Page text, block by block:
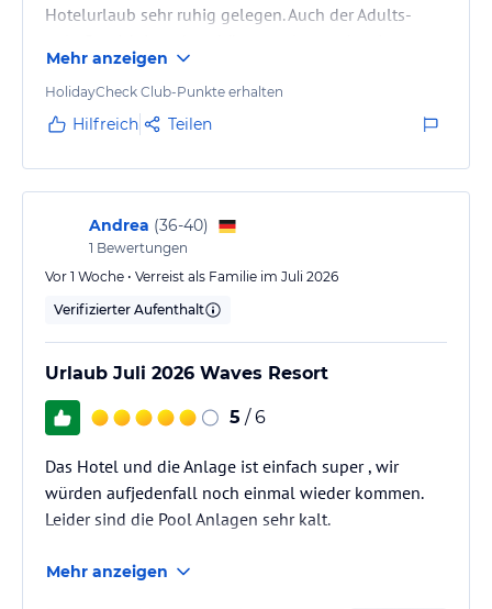
Hotelurlaub sehr ruhig gelegen. Auch der Adults-
weg, um den "Kinderlärm" so gut wie möglich zu
minimieren, was einen Adults-only-Urlaub möglich
macht. Das Essen ist geschmacklich sehr gut und die
uns immer das Mittagsangebot im sog. Amphitheater.
Dort gibt es für uns…
Mehr anzeigen
HolidayCheck Club-Punkte erhalten
Hilfreich Teilen
Andrea (36-40)
1 Bewertungen
Vor 1 Woche • Verreist als Familie im Juli 2026
Verifizierter Aufenthalt
Urlaub Juli 2026 Waves Resort
5 / 6
Das Hotel und die Anlage ist einfach super , wir
würden aufjedenfall noch einmal wieder kommen.
Leider sind die Pool Anlagen sehr kalt.
Mehr anzeigen